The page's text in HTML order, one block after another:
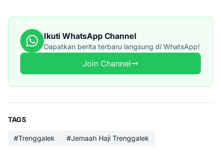
Ikuti WhatsApp Channel
Dapatkan berita terbaru langsung di WhatsApp!
Join Channel
TAGS
#Trenggalek #Jemaah Haji Trenggalek